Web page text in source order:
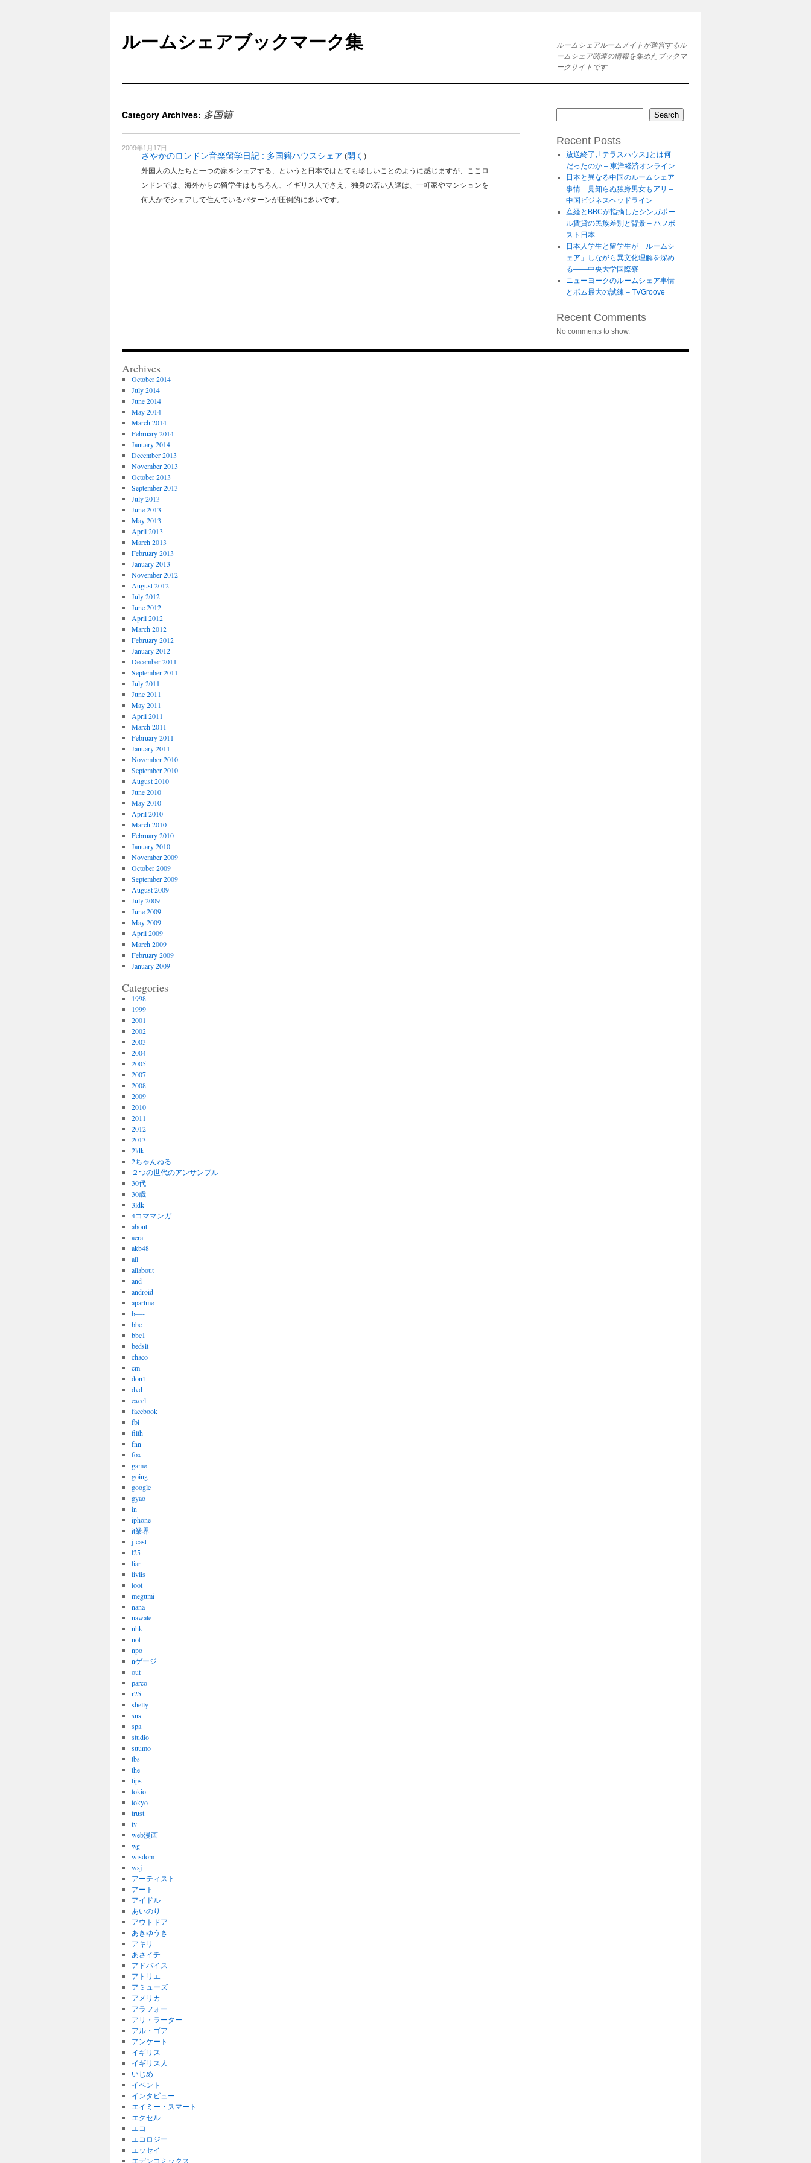
content
ルームシェアブックマーク集
ルームシェアルームメイトが運営するル
ームシェア関連の情報を集めたブックマ
ークサイトです
Category Archives: 多国籍
2009年1月17日
さやかのロンドン音楽留学日記 : 多国籍ハウスシェア (開く )
外国人の人たちと一つの家をシェアする、というと日本ではとても珍しいことのように感じますが、ここロ
ンドンでは、海外からの留学生はもちろん、イギリス人でさえ、独身の若い人達は、一軒家やマンションを
何人かでシェアして住んでいるパターンが圧倒的に多いです。
Search
Recent Posts
放送終了､｢テラスハウス｣とは何
だったのか – 東洋経済オンライン
日本と異なる中国のルームシェア
事情 見知らぬ独身男女もアリ –
中国ビジネスヘッドライン
産経とBBCが指摘したシンガポー
ル賃貸の民族差別と背景 – ハフポ
スト日本
日本人学生と留学生が「ルームシ
ェア」しながら異文化理解を深め
る――中央大学国際寮
ニューヨークのルームシェア事情
とポム最大の試練 – TVGroove
Recent Comments
No comments to show.
Archives
October 2014
July 2014
June 2014
May 2014
March 2014
February 2014
January 2014
December 2013
November 2013
October 2013
September 2013
July 2013
June 2013
May 2013
April 2013
March 2013
February 2013
January 2013
November 2012
August 2012
July 2012
June 2012
April 2012
March 2012
February 2012
January 2012
December 2011
September 2011
July 2011
June 2011
May 2011
April 2011
March 2011
February 2011
January 2011
November 2010
September 2010
August 2010
June 2010
May 2010
April 2010
March 2010
February 2010
January 2010
November 2009
October 2009
September 2009
August 2009
July 2009
June 2009
May 2009
April 2009
March 2009
February 2009
January 2009
Categories
1998
1999
2001
2002
2003
2004
2005
2007
2008
2009
2010
2011
2012
2013
2ldk
2ちゃんねる
２つの世代のアンサンブル
30代
30歳
3ldk
4コママンガ
about
aera
akb48
all
allabout
and
android
apartme
b—-
bbc
bbc1
bedsit
chaco
cm
don’t
dvd
excel
facebook
fbi
filth
fnn
fox
game
going
google
gyao
in
iphone
it業界
j-cast
l25
liar
livlis
loot
megumi
nana
nawate
nhk
not
npo
nゲージ
out
parco
r25
shelly
sns
spa
studio
suumo
tbs
the
tips
tokio
tokyo
trust
tv
web漫画
wg
wisdom
wsj
アーティスト
アート
アイドル
あいのり
アウトドア
あきゆうき
アキリ
あさイチ
アドバイス
アトリエ
アミューズ
アメリカ
アラフォー
アリ・ラーター
アル・ゴア
アンケート
イギリス
イギリス人
いじめ
イベント
インタビュー
エイミー・スマート
エクセル
エコ
エコロジー
エッセイ
エデンコミックス